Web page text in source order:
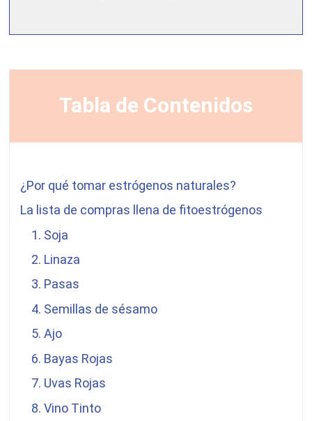
Tabla de Contenidos
¿Por qué tomar estrógenos naturales?
La lista de compras llena de fitoestrógenos
1. Soja
2. Linaza
3. Pasas
4. Semillas de sésamo
5. Ajo
6. Bayas Rojas
7. Uvas Rojas
8. Vino Tinto